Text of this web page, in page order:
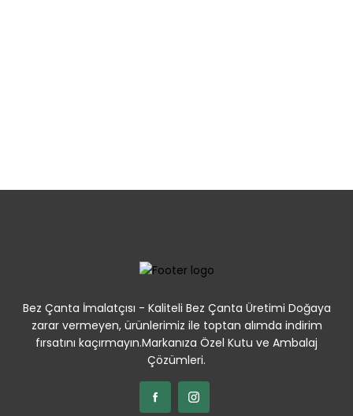
Bez Çanta İmalatçısı - Kaliteli Bez Çanta Üretimi Doğaya
zarar vermeyen, ürünlerimiz ile toptan alımda indirim
fırsatını kaçırmayın.Markanıza Özel Kutu ve Ambalaj
Çözümleri.